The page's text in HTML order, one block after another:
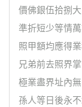
價佛銀伍拾捌
準折短少等情
照甲額均應得
兄弟前去照界
極業盡界址內
孫人等日後永